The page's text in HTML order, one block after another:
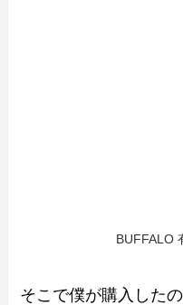
BUFFALO
そこで僕が購入したの